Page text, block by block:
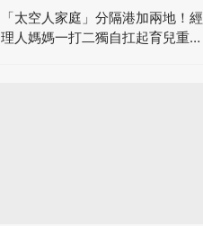
「太空人家庭」分隔港加兩地！經
理人媽媽一打二獨自扛起育兒重